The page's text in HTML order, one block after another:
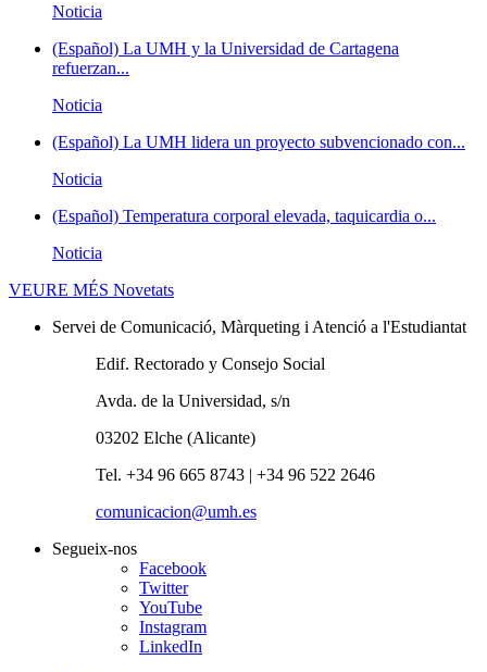
Noticia
(Español) La UMH y la Universidad de Cartagena
refuerzan...
Noticia
(Español) La UMH lidera un proyecto subvencionado con...
Noticia
(Español) Temperatura corporal elevada, taquicardia o...
Noticia
VEURE MÉS Novetats
Servei de Comunicació, Màrqueting i Atenció a l'Estudiantat
Edif. Rectorado y Consejo Social
Avda. de la Universidad, s/n
03202 Elche (Alicante)
Tel. +34 96 665 8743 | +34 96 522 2646
comunicacion@umh.es
Segueix-nos
Facebook
Twitter
YouTube
Instagram
LinkedIn